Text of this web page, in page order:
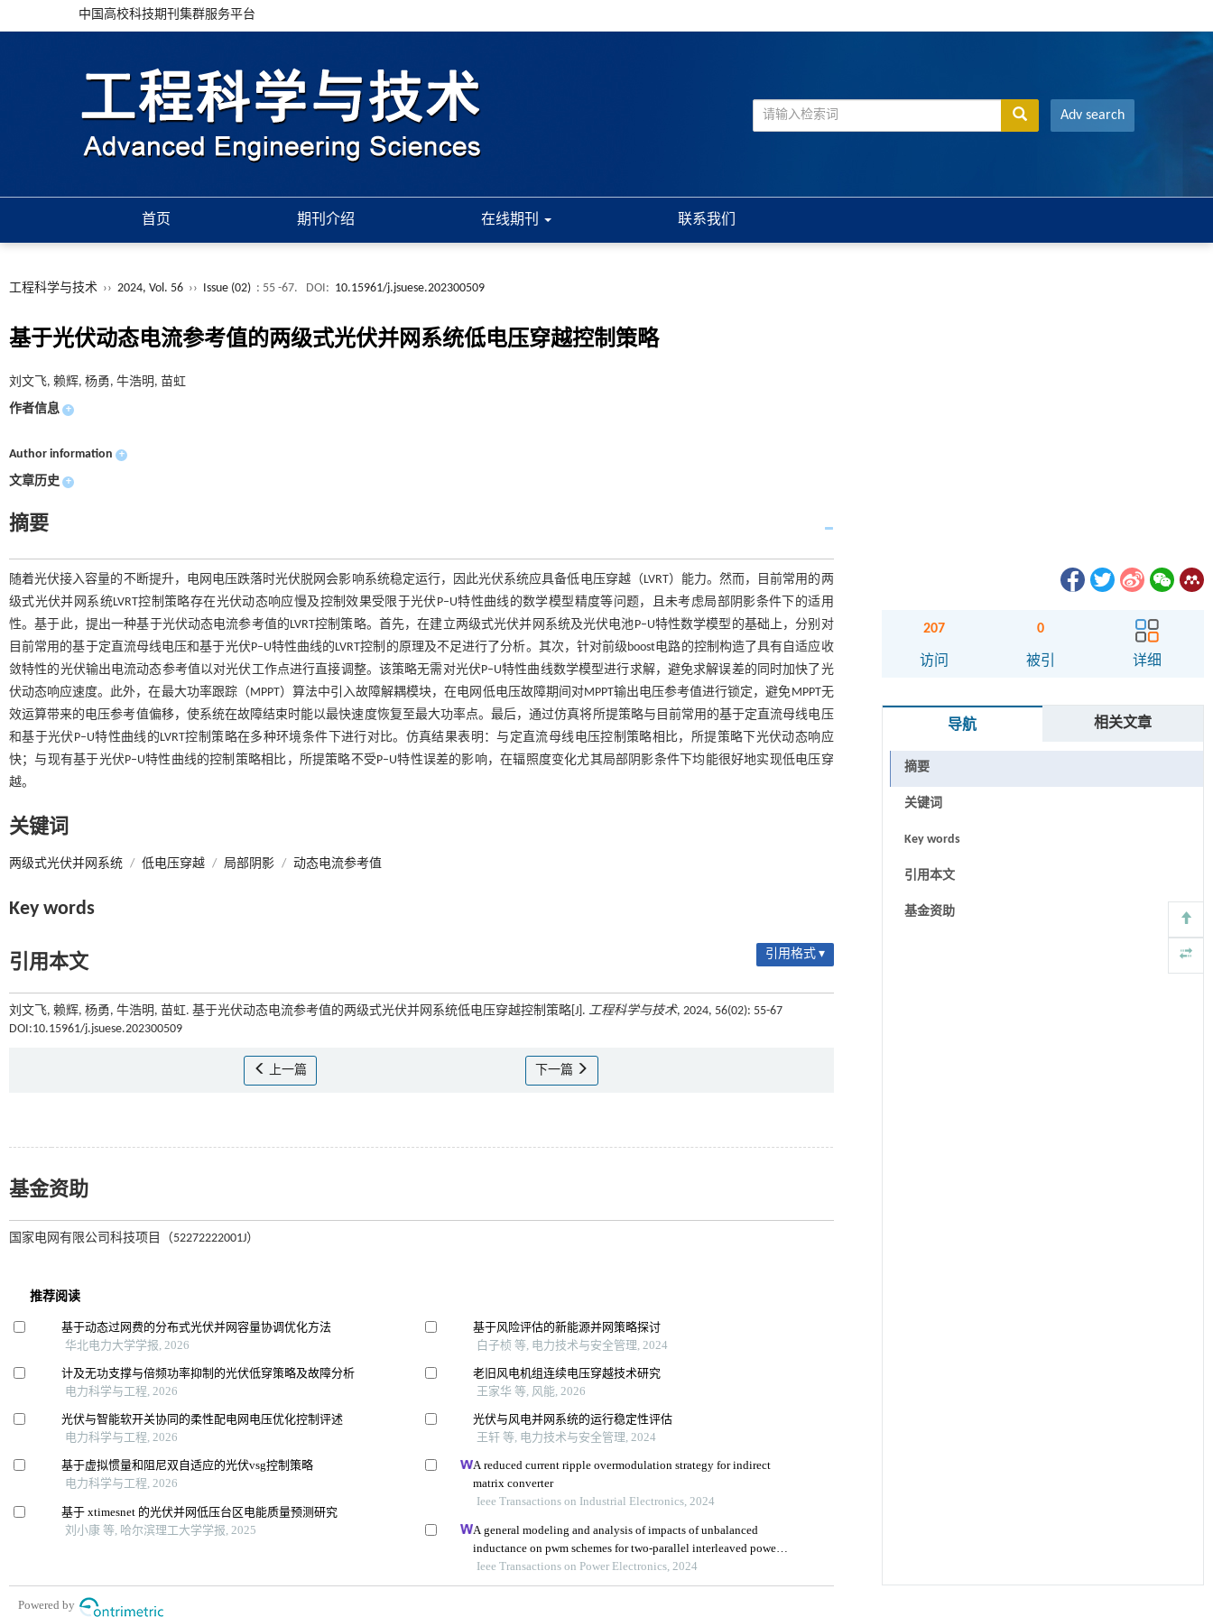
中国高校科技期刊集群服务平台
Adv search
首页 期刊介绍 在线期刊 联系我们
工程科学与技术 ›› 2024, Vol. 56 ›› Issue (02) : 55 -67. DOI: 10.15961/j.jsuese.202300509
基于光伏动态电流参考值的两级式光伏并网系统低电压穿越控制策略
刘文飞, 赖辉, 杨勇, 牛浩明, 苗虹
作者信息 +
Author information +
文章历史 +
摘要
随着光伏接入容量的不断提升，电网电压跌落时光伏脱网会影响系统稳定运行，因此光伏系统应具备低电压穿越（LVRT）能力。然而，目前常用的两
级式光伏并网系统LVRT控制策略存在光伏动态响应慢及控制效果受限于光伏P–U特性曲线的数学模型精度等问题，且未考虑局部阴影条件下的适用
性。基于此，提出一种基于光伏动态电流参考值的LVRT控制策略。首先，在建立两级式光伏并网系统及光伏电池P–U特性数学模型的基础上，分别对
目前常用的基于定直流母线电压和基于光伏P–U特性曲线的LVRT控制的原理及不足进行了分析。其次，针对前级boost电路的控制构造了具有自适应收
敛特性的光伏输出电流动态参考值以对光伏工作点进行直接调整。该策略无需对光伏P–U特性曲线数学模型进行求解，避免求解误差的同时加快了光
伏动态响应速度。此外，在最大功率跟踪（MPPT）算法中引入故障解耦模块，在电网低电压故障期间对MPPT输出电压参考值进行锁定，避免MPPT无
效运算带来的电压参考值偏移，使系统在故障结束时能以最快速度恢复至最大功率点。最后，通过仿真将所提策略与目前常用的基于定直流母线电压
和基于光伏P–U特性曲线的LVRT控制策略在多种环境条件下进行对比。仿真结果表明：与定直流母线电压控制策略相比，所提策略下光伏动态响应
快；与现有基于光伏P–U特性曲线的控制策略相比，所提策略不受P–U特性误差的影响，在辐照度变化尤其局部阴影条件下均能很好地实现低电压穿
越。
关键词
两级式光伏并网系统 / 低电压穿越 / 局部阴影 / 动态电流参考值
Key words
引用本文 引用格式 ▾
刘文飞, 赖辉, 杨勇, 牛浩明, 苗虹. 基于光伏动态电流参考值的两级式光伏并网系统低电压穿越控制策略[J]. 工程科学与技术, 2024, 56(02): 55-67
DOI:10.15961/j.jsuese.202300509
上一篇 下一篇
基金资助
国家电网有限公司科技项目（52272222001J）
207
访问
0
被引 详细
导航 相关文章
摘要
关键词
Key words
引用本文
基金资助